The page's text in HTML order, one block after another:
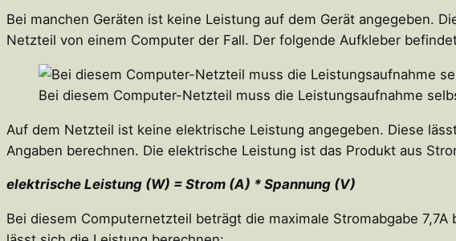
Bei manchen Geräten ist keine Leistung auf dem Gerät angegeben.
Netzteil von einem Computer der Fall. Der folgende Aufkleber
Bei diesem Computer-Netzteil muss die Leistungsaufnahme
Auf dem Netzteil ist keine elektrische Leistung angegeben. Diese
Angaben berechnen. Die elektrische Leistung ist das Produkt aus
elektrische Leistung (W) = Strom (A) * Spannung (V)
Bei diesem Computernetzteil beträgt die maximale Stromabgabe 7,7A